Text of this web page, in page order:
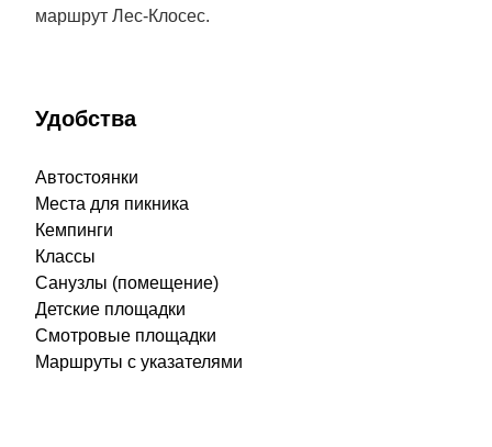
маршрут Лес-Клосес.
Удобства
Автостоянки
Места для пикника
Кемпинги
Классы
Санузлы (помещение)
Детские площадки
Смотровые площадки
Маршруты с указателями